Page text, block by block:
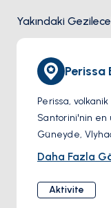
Yakındaki
Perissa
Perissa,
Santorini'nin en
Güneyde,
boyunca
Daha Fazla
Aktivite